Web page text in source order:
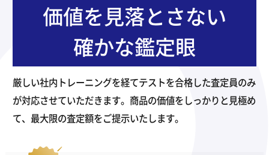
価値を見落とさない
確かな鑑定眼
厳しい社内トレーニングを経てテストを合格した査定員のみ
が対応させていただきます。商品の価値をしっかりと見極め
て、最大限の査定額をご提示いたします。